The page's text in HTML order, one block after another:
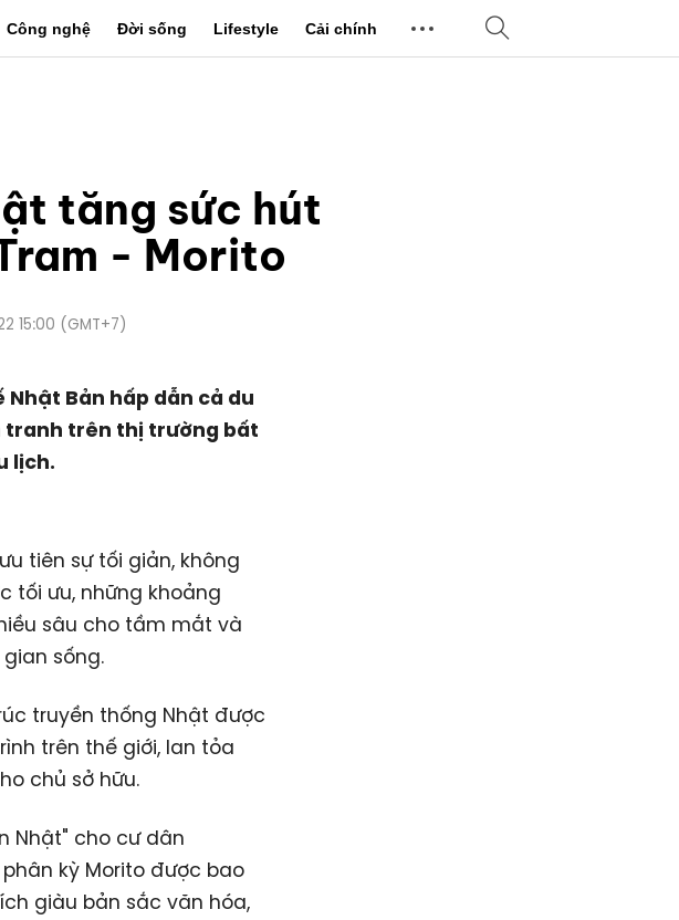
Công nghệ Đời sống Lifestyle Cải chính
tăng sức hút
- Morito
15:00 (GMT+7)
Bản hấp dẫn cả du
tranh trên thị trường bất
lịch.
tiên sự tối giản, không
tối ưu, những khoảng
sâu cho tầm mắt và
sống.
truyền thống Nhật được
trên thế giới, lan tỏa
chủ sở hữu.
Nhật" cho cư dân
kỳ Morito được bao
giàu bản sắc văn hóa,